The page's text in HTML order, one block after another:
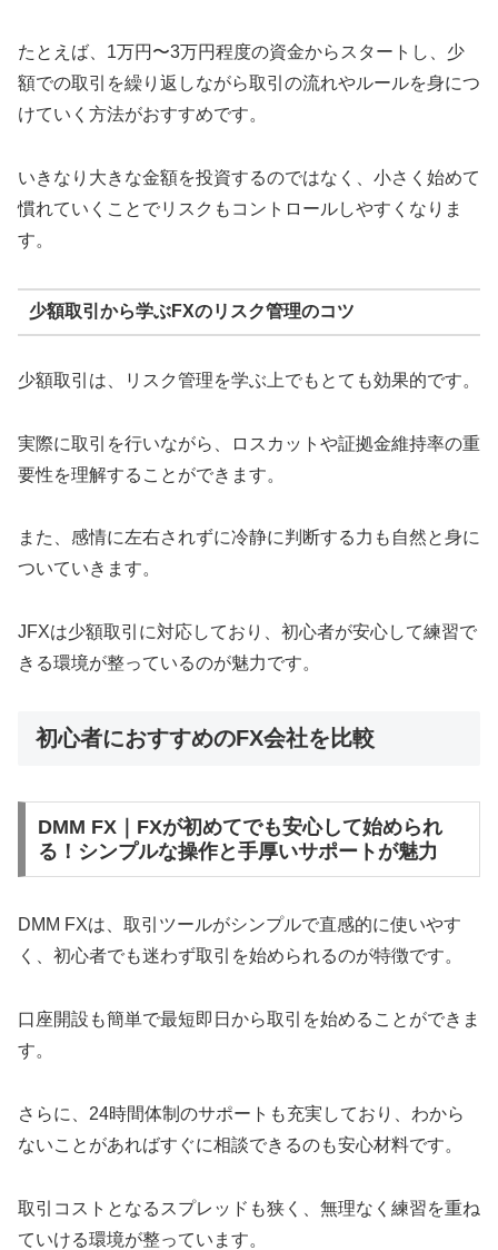
たとえば、1万円〜3万円程度の資金からスタートし、少
額での取引を繰り返しながら取引の流れやルールを身につ
けていく方法がおすすめです。
いきなり大きな金額を投資するのではなく、小さく始めて
慣れていくことでリスクもコントロールしやすくなりま
す。
少額取引から学ぶFXのリスク管理のコツ
少額取引は、リスク管理を学ぶ上でもとても効果的です。
実際に取引を行いながら、ロスカットや証拠金維持率の重
要性を理解することができます。
また、感情に左右されずに冷静に判断する力も自然と身に
ついていきます。
JFXは少額取引に対応しており、初心者が安心して練習で
きる環境が整っているのが魅力です。
初心者におすすめのFX会社を比較
DMM FX｜FXが初めてでも安心して始められ
る！シンプルな操作と手厚いサポートが魅力
DMM FXは、取引ツールがシンプルで直感的に使いやす
く、初心者でも迷わず取引を始められるのが特徴です。
口座開設も簡単で最短即日から取引を始めることができま
す。
さらに、24時間体制のサポートも充実しており、わから
ないことがあればすぐに相談できるのも安心材料です。
取引コストとなるスプレッドも狭く、無理なく練習を重ね
ていける環境が整っています。